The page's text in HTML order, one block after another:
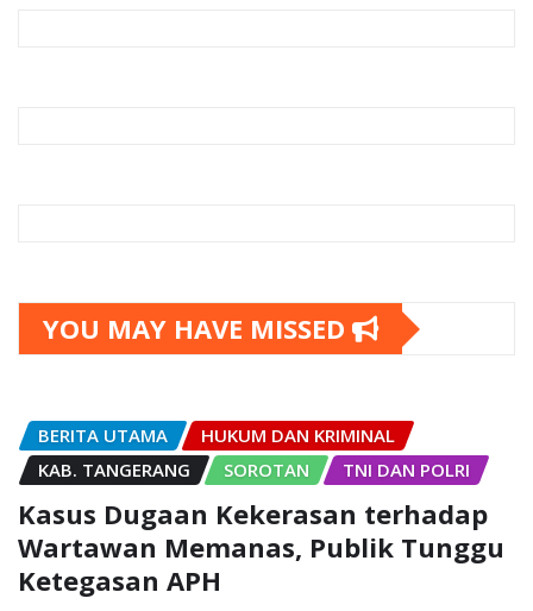
YOU MAY HAVE MISSED
BERITA UTAMA
HUKUM DAN KRIMINAL
KAB. TANGERANG
SOROTAN TNI DAN POLRI
Kasus Dugaan Kekerasan terhadap
Wartawan Memanas, Publik Tunggu
Ketegasan APH